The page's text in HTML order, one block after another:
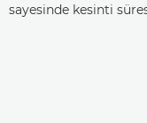
sayesinde kesinti